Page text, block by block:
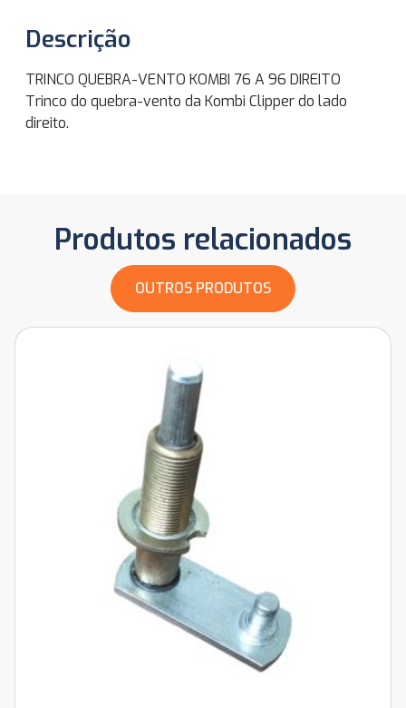
Descrição
TRINCO QUEBRA-VENTO KOMBI 76 A 96 DIREITO
Trinco do quebra-vento da Kombi Clipper do lado
direito.
Produtos relacionados
OUTROS PRODUTOS